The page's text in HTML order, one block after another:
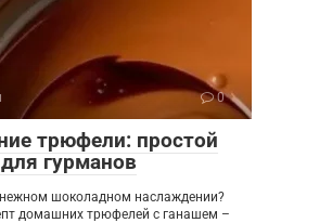
0
трюфели: простой
гурманов
шоколадном наслаждении?
домашних трюфелей с ганашем –